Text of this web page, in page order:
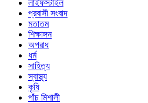
লাইফস্টাইল
প্রবাসী সংবাদ
মতাতম
শিক্ষাঙ্গন
অপরাধ
ধর্ম
সাহিত্য
স্বাস্থ্য
কৃষি
পাঁচ মিশালী